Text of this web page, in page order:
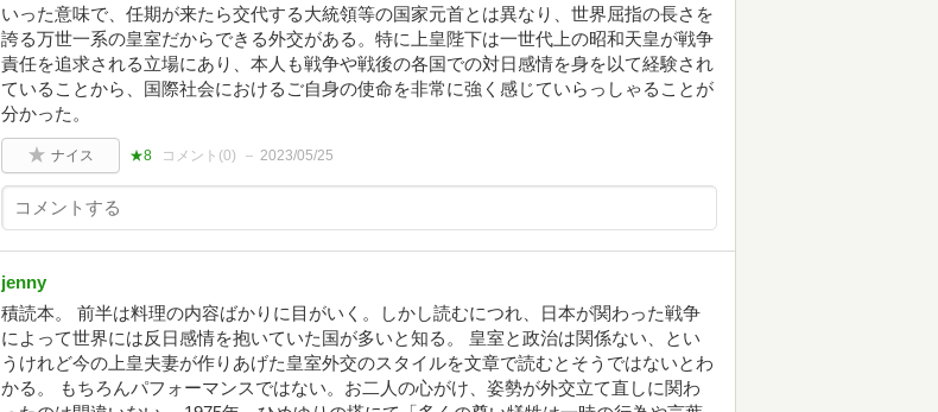
いった意味で、任期が来たら交代する大統領等の国家元首とは異なり、世界屈指の長さを
誇る万世一系の皇室だからできる外交がある。特に上皇陛下は一世代上の昭和天皇が戦争
責任を追求される立場にあり、本人も戦争や戦後の各国での対日感情を身を以て経験され
ていることから、国際社会におけるご自身の使命を非常に強く感じていらっしゃることが
分かった。
ナイス ★8 コメント(0) 2023/05/25
jenny
積読本。 前半は料理の内容ばかりに目がいく。しかし読むにつれ、日本が関わった戦争
によって世界には反日感情を抱いていた国が多いと知る。 皇室と政治は関係ない、とい
うけれど今の上皇夫妻が作りあげた皇室外交のスタイルを文章で読むとそうではないとわ
かる。 もちろんパフォーマンスではない。お二人の心がけ、姿勢が外交立て直しに関わ